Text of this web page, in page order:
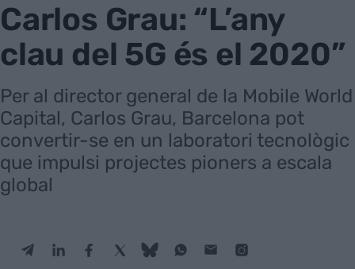
Carlos Grau: “L’any
clau del 5G és el 2020”
Per al director general de la Mobile World
Capital, Carlos Grau, Barcelona pot
convertir-se en un laboratori tecnològic
que impulsi projectes pioners a escala
global